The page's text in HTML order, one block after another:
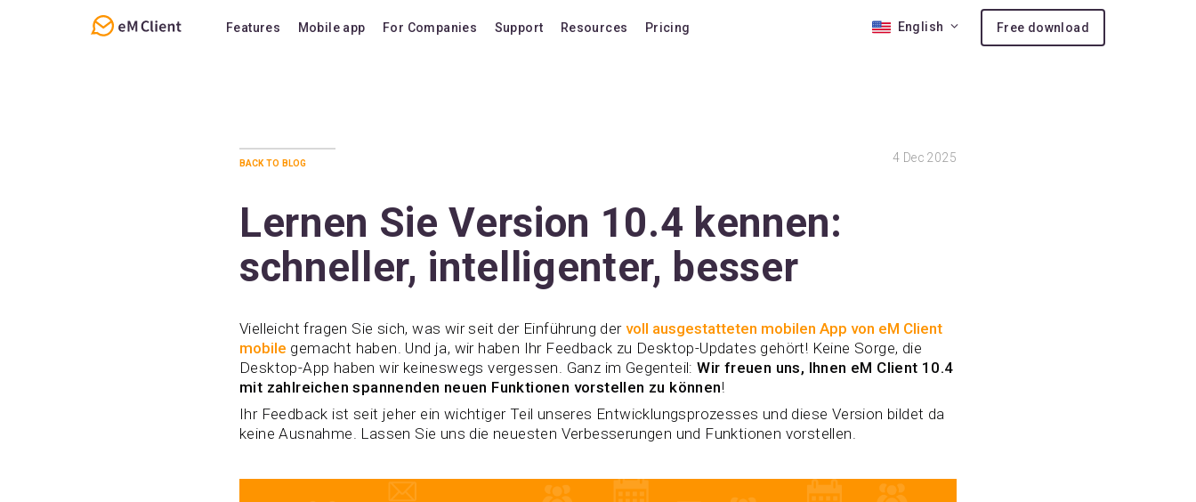
Features
Contacts
Chat
Mobile app For Companies Support Resources
Documentation
Compatibility
Upvote a feature
Release history
Pricing
VIP Support Extension
Buy AI Add-on
Buy extra AI credits
English Free download
back to blog 4 Dec 2025
Lernen Sie Version 10.4 kennen:
schneller, intelligenter, besser
Vielleicht fragen Sie sich, was wir seit der Einführung der voll ausgestatteten mobilen App von eM Client
mobile gemacht haben. Und ja, wir haben Ihr Feedback zu Desktop-Updates gehört! Keine Sorge, die
Desktop-App haben wir keineswegs vergessen. Ganz im Gegenteil:Wir freuen uns, Ihnen eM Client 10.4
mit zahlreichen spannenden neuen Funktionen vorstellen zu können!
Ihr Feedback ist seit jeher ein wichtiger Teil unseres Entwicklungsprozesses und diese Version bildet da
keine Ausnahme. Lassen Sie uns die neuesten Verbesserungen und Funktionen vorstellen.